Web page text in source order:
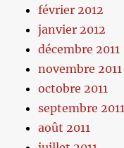
février 2012
janvier 2012
décembre 2011
novembre 2011
octobre 2011
septembre 2011
août 2011